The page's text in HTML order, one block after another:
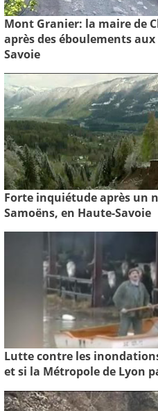
Mont Granier: la maire de
après des éboulements
Savoie
Forte inquiétude après un
Samoëns, en Haute-Savoie
Lutte contre les
et si la Métropole de Lyon